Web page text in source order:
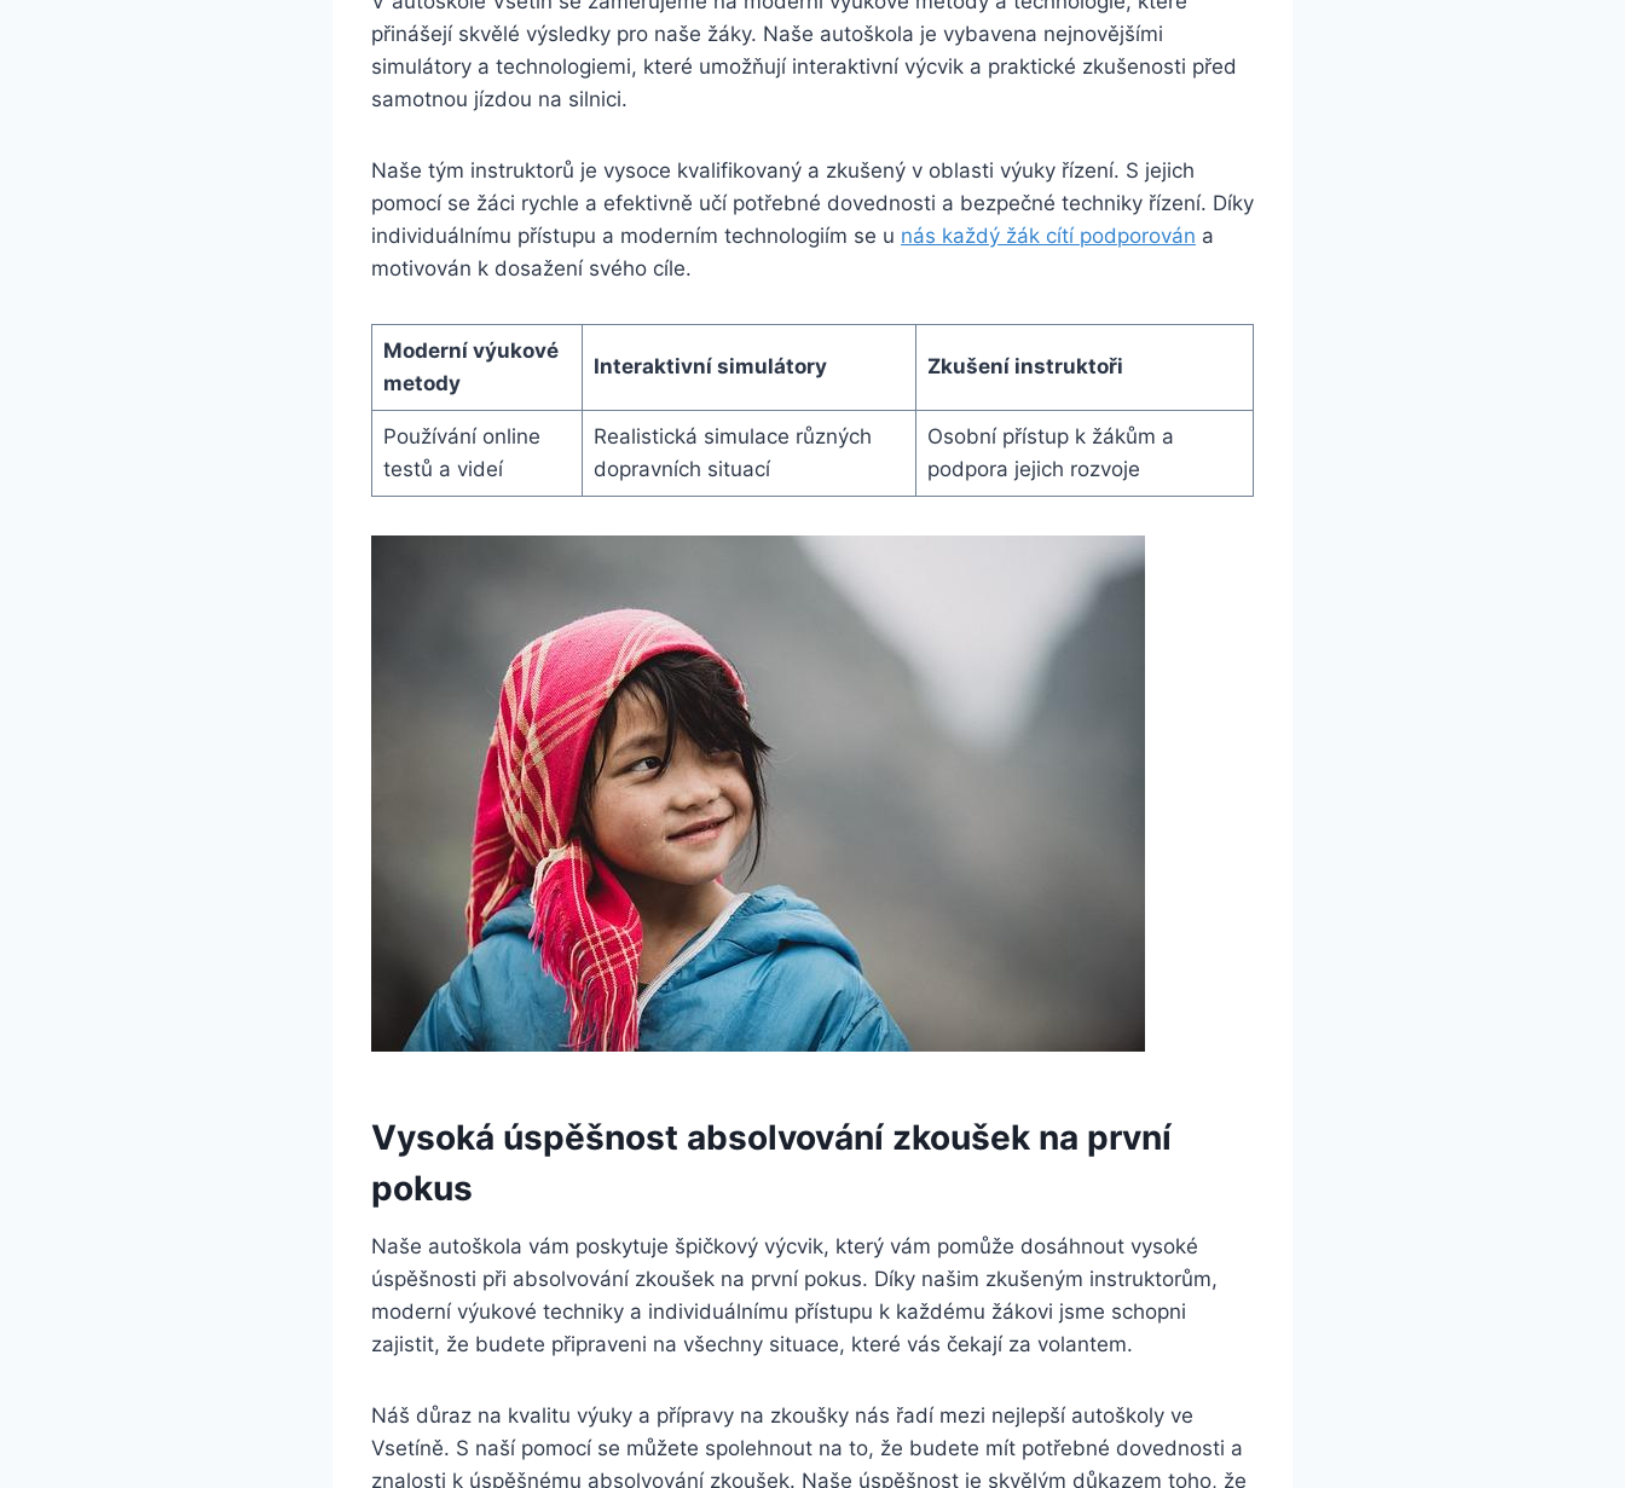
přinášejí skvělé výsledky pro naše žáky. Naše autoškola je vybavena nejnovějšími
simulátory a technologiemi, které umožňují interaktivní výcvik a praktické zkušenosti před
samotnou jízdou na silnici.
Naše tým instruktorů je vysoce kvalifikovaný a zkušený v oblasti výuky řízení. S jejich
pomocí se žáci rychle a efektivně učí potřebné dovednosti a bezpečné techniky řízení. Díky
individuálnímu přístupu a moderním technologiím se u nás každý žák cítí podporován a
motivován k dosažení svého cíle.
Moderní výukové
metody
Interaktivní simulátory Zkušení instruktoři
Používání online
testů a videí
Realistická simulace různých
dopravních situací
Osobní přístup k žákům a
podpora jejich rozvoje
Vysoká úspěšnost absolvování zkoušek na první
pokus
Naše autoškola vám poskytuje špičkový výcvik, který vám pomůže dosáhnout vysoké
úspěšnosti při absolvování zkoušek na první pokus. Díky našim zkušeným instruktorům,
moderní výukové techniky a individuálnímu přístupu k každému žákovi jsme schopni
zajistit, že budete připraveni na všechny situace, které vás čekají za volantem.
Náš důraz na kvalitu výuky a přípravy na zkoušky nás řadí mezi nejlepší autoškoly ve
Vsetíně. S naší pomocí se můžete spolehnout na to, že budete mít potřebné dovednosti a
znalosti k úspěšnému absolvování zkoušek. Naše úspěšnost je skvělým důkazem toho, že